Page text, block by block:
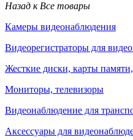
Назад к Все товары
Камеры видеонаблюдения
Видеорегистраторы для
Жесткие диски, карты
Мониторы, телевизоры
Видеонаблюдение для
Аксессуары для